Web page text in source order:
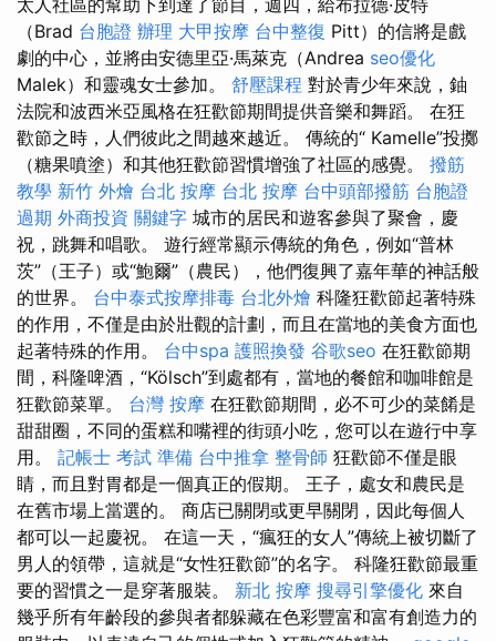
太人社區的幫助下到達了節目，週四，給布拉德·皮特
（Brad 台胞證 辦理 大甲按摩 台中整復 Pitt）的信將是戲
劇的中心，並將由安德里亞·馬萊克（Andrea seo優化
Malek）和靈魂女士參加。 舒壓課程 對於青少年來說，鈾
法院和波西米亞風格在狂歡節期間提供音樂和舞蹈。 在狂
歡節之時，人們彼此之間越來越近。 傳統的“ Kamelle”投擲
（糖果噴塗）和其他狂歡節習慣增強了社區的感覺。 撥筋
教學 新竹 外燴 台北 按摩 台北 按摩 台中頭部撥筋 台胞證
過期 外商投資 關鍵字 城市的居民和遊客參與了聚會，慶
祝，跳舞和唱歌。 遊行經常顯示傳統的角色，例如“普林
茨”（王子）或“鮑爾”（農民），他們復興了嘉年華的神話般
的世界。 台中泰式按摩排毒 台北外燴 科隆狂歡節起著特殊
的作用，不僅是由於壯觀的計劃，而且在當地的美食方面也
起著特殊的作用。 台中spa 護照換發 谷歌seo 在狂歡節期
間，科隆啤酒，“Kölsch”到處都有，當地的餐館和咖啡館是
狂歡節菜單。 台灣 按摩 在狂歡節期間，必不可少的菜餚是
甜甜圈，不同的蛋糕和嘴裡的​​街頭小吃，您可以在遊行中享
用。 記帳士 考試 準備 台中推拿 整骨師 狂歡節不僅是眼
睛，而且對胃都是一個真正的假期。 王子，處女和農民是
在舊市場上當選的。 商店已關閉或更早關閉，因此每個人
都可以一起慶祝。 在這一天，“瘋狂的女人”傳統上被切斷了
男人的領帶，這就是“女性狂歡節”的名字。 科隆狂歡節最重
要的習慣之一是穿著服裝。 新北 按摩 搜尋引擎優化 來自
幾乎所有年齡段的參與者都躲藏在色彩豐富和富有創造力的